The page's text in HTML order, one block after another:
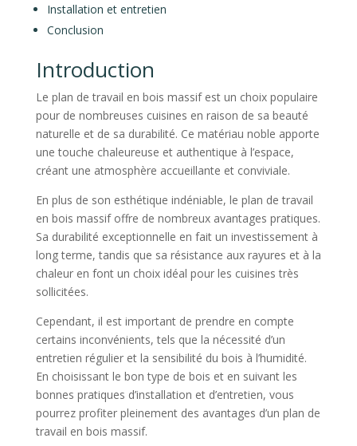
Installation et entretien
Conclusion
Introduction
Le plan de travail en bois massif est un choix populaire
pour de nombreuses cuisines en raison de sa beauté
naturelle et de sa durabilité. Ce matériau noble apporte
une touche chaleureuse et authentique à l’espace,
créant une atmosphère accueillante et conviviale.
En plus de son esthétique indéniable, le plan de travail
en bois massif offre de nombreux avantages pratiques.
Sa durabilité exceptionnelle en fait un investissement à
long terme, tandis que sa résistance aux rayures et à la
chaleur en font un choix idéal pour les cuisines très
sollicitées.
Cependant, il est important de prendre en compte
certains inconvénients, tels que la nécessité d’un
entretien régulier et la sensibilité du bois à l’humidité.
En choisissant le bon type de bois et en suivant les
bonnes pratiques d’installation et d’entretien, vous
pourrez profiter pleinement des avantages d’un plan de
travail en bois massif.